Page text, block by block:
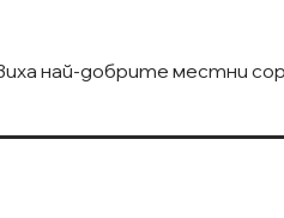
най-добрите местни